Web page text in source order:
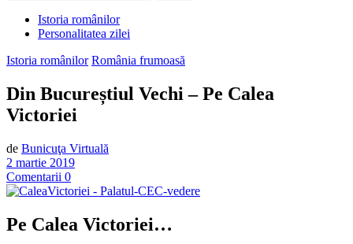
după:
Istoria românilor
Personalitatea zilei
Istoria românilor România frumoasă
Din Bucureștiul Vechi – Pe Calea
Victoriei
de Bunicuţa Virtuală
2 martie 2019
Comentarii 0
Pe Calea Victoriei…